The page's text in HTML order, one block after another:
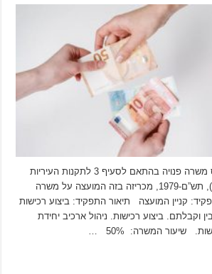
לחץ כאן להורדת טופס משרה פנויה בהתאם לסעיף 3 לתקנות העיריות
(מכרזים לקבלת עובדים), תש”ם-1979, מכריזה בזה המועצה על משרה
קניין המועצה תיאור התפקיד: ביצוע רכישות
וקבלתם. ביצוע רכישות. ניהול ארכיב יחידת
שיעור המשרה: 50% …